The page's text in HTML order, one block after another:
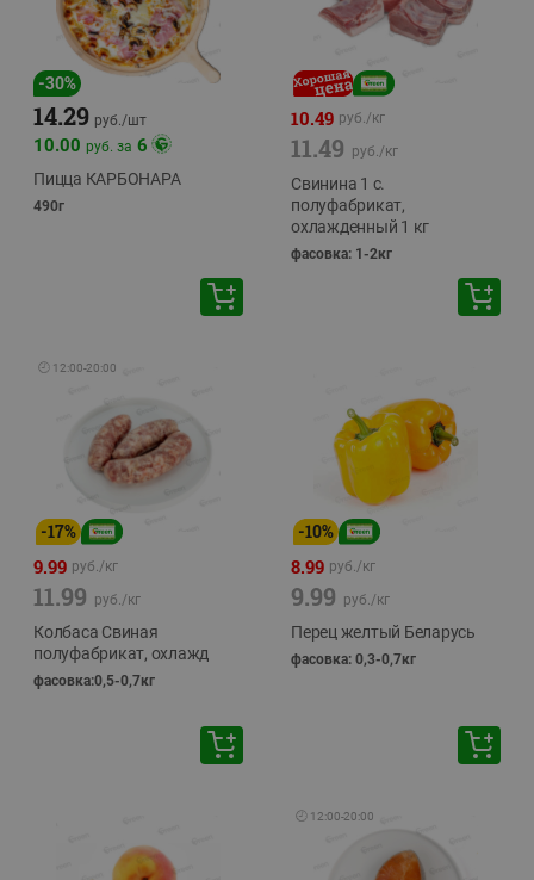
-30%
14.29 руб./шт
10.00 руб. за 6
Пицца КАРБОНАРА
490г
10.49 руб./кг
11.49 руб./кг
Свинина 1 с.
полуфабрикат,
охлажденный 1 кг
фасовка: 1-2кг
🕘 12:00-20:00
-17%
9.99 руб./кг
11.99 руб./кг
Колбаса Свиная
полуфабрикат, охлажд
фасовка:0,5-0,7кг
-10%
8.99 руб./кг
9.99 руб./кг
Перец желтый Беларусь
фасовка: 0,3-0,7кг
🕘 12:00-20:00